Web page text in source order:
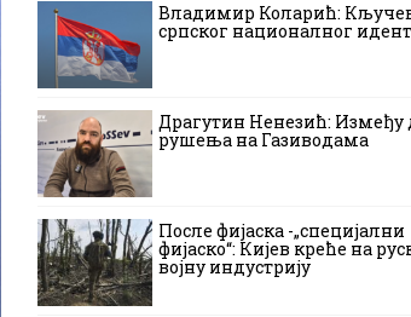
Владимир Коларић:
српског националног
Драгутин Ненезић: Између
рушења на Газиводама
После фијаска -„специјални
фијаско“: Кијев креће на
војну индустрију